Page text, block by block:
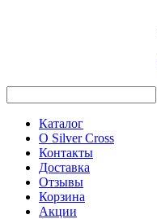
Каталог
О Silver Cross
Контакты
Доставка
Отзывы
Корзина
Акции